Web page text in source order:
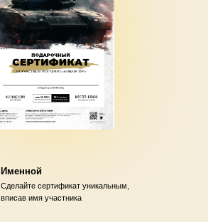
Именной
Сделайте сертификат уникальным,
вписав имя участника